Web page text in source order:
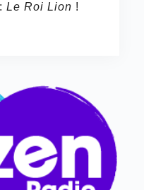
Le Roi Lion !